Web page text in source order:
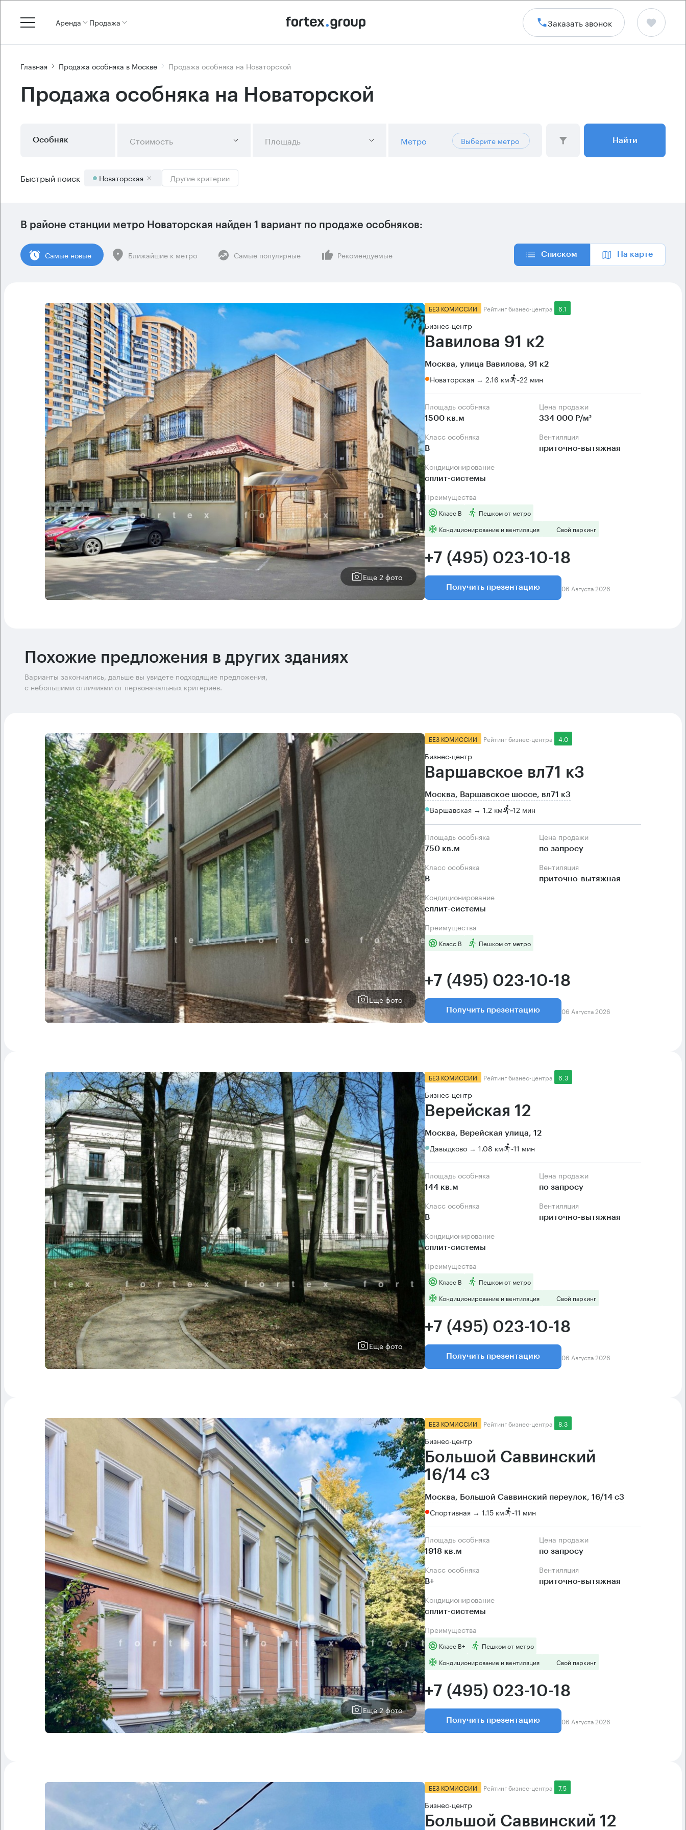
Аренда Продажа Заказать звонок
Главная Продажа особняка в Москве Продажа особняка на Новаторской
Продажа особняка на Новаторской
Особняк Стоимость Площадь Метро Выберите метро Найти
Быстрый поиск Новаторская Другие критерии
В районе станции метро Новаторская найден 1 вариант по продаже особняков:
Cамые новые Ближайшие к метро Самые популярные Рекомендуемые Списком На карте
Еще 2 фото
БЕЗ КОМИССИИ Рейтинг бизнес-центра 6.1
Бизнес-центр
Вавилова 91 к2
Москва, улица Вавилова, 91 к2
Новаторская → 2.16 км ~22 мин
Площадь особняка
1500 кв.м
Цена продажи
334 000 Р/м²
Класс особняка
B
Вентиляция
приточно-вытяжная
Кондиционирование
сплит-системы
Преимущества
Класс B
Пешком от метро
Кондиционирование и вентиляция
Свой паркинг
+7 (495) 023-10-18
Получить презентацию 06 Августа 2026
Похожие предложения в других зданиях
Варианты закончились, дальше вы увидете подходящие предложения,
с небольшими отличиями от первоначальных критериев.
Еще фото
БЕЗ КОМИССИИ Рейтинг бизнес-центра 4.0
Бизнес-центр
Варшавское вл71 к3
Москва, Варшавское шоссе, вл71 к3
Варшавская → 1.2 км ~12 мин
Площадь особняка
750 кв.м
Цена продажи
по запросу
Класс особняка
B
Вентиляция
приточно-вытяжная
Кондиционирование
сплит-системы
Преимущества
Класс B Пешком от метро
+7 (495) 023-10-18
Получить презентацию 06 Августа 2026
Еще фото
БЕЗ КОМИССИИ Рейтинг бизнес-центра 6.3
Бизнес-центр
Верейская 12
Москва, Верейская улица, 12
Давыдково → 1.08 км ~11 мин
Площадь особняка
144 кв.м
Цена продажи
по запросу
Класс особняка
B
Вентиляция
приточно-вытяжная
Кондиционирование
сплит-системы
Преимущества
Класс B
Пешком от метро
Кондиционирование и вентиляция
Свой паркинг
+7 (495) 023-10-18
Получить презентацию 06 Августа 2026
Еще 2 фото
БЕЗ КОМИССИИ Рейтинг бизнес-центра 8.3
Бизнес-центр
Большой Саввинский
16/14 с3
Москва, Большой Саввинский переулок, 16/14 с3
Спортивная → 1.15 км ~11 мин
Площадь особняка
1918 кв.м
Цена продажи
по запросу
Класс особняка
B+
Вентиляция
приточно-вытяжная
Кондиционирование
сплит-системы
Преимущества
Класс B+
Пешком от метро
Кондиционирование и вентиляция
Свой паркинг
+7 (495) 023-10-18
Получить презентацию 06 Августа 2026
БЕЗ КОМИССИИ Рейтинг бизнес-центра 7.5
Бизнес-центр
Большой Саввинский 12